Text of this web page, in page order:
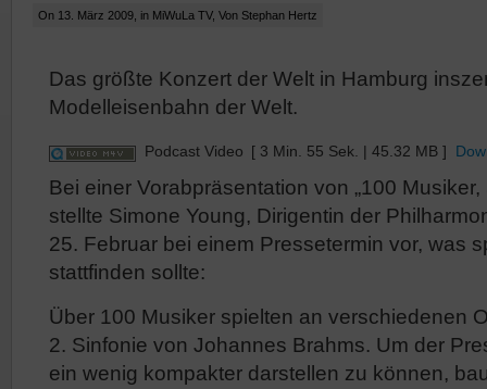
On 13. März 2009, in MiWuLa TV, Von Stephan Hertz
Das größte Konzert der Welt in Hamburg
Modelleisenbahn der Welt.
Podcast Video [ 3 Min. 55 Sek. | 45.32 MB ]
Bei einer Vorabpräsentation von „100 Musiker,
stellte Simone Young, Dirigentin der
25. Februar bei einem Pressetermin vor, was
stattfinden sollte:
Über 100 Musiker spielten an verschiedenen
2. Sinfonie von Johannes Brahms. Um der
ein wenig kompakter darstellen zu können,